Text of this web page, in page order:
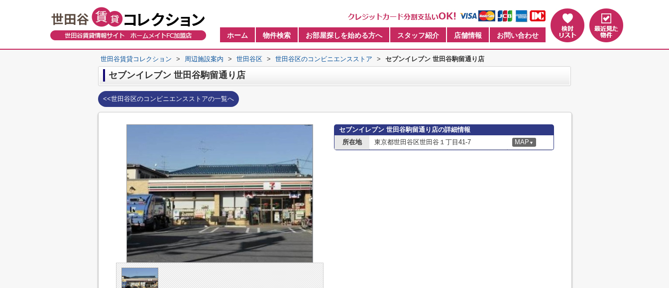
ホーム 物件検索 お部屋探しを始める方へ スタッフ紹介 店舗情報 お問い合わせ
世田谷賃貸コレクション > 周辺施設案内 > 世田谷区 > 世田谷区のコンビニエンスストア > セブンイレブン 世田谷駒留通り店
セブンイレブン 世田谷駒留通り店
<<世田谷区のコンビニエンスストアの一覧へ
セブンイレブン 世田谷駒留通り店の詳細情報
所在地
東京都世田谷区世田谷１丁目41-7 MAP ▼